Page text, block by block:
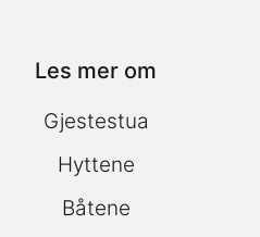
Les mer om
Gjestestua
Hyttene
Båtene